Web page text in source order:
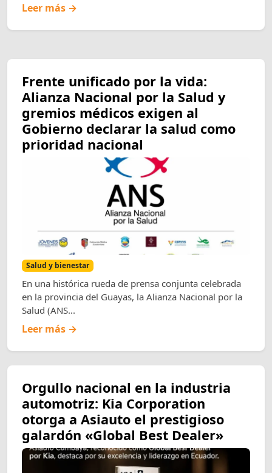
Leer más →
Frente unificado por la vida:
Alianza Nacional por la Salud y
gremios médicos exigen al
Gobierno declarar la salud como
prioridad nacional
Salud y bienestar
En una histórica rueda de prensa conjunta celebrada
en la provincia del Guayas, la Alianza Nacional por la
Salud (ANS...
Leer más →
Orgullo nacional en la industria
automotriz: Kia Corporation
otorga a Asiauto el prestigioso
galardón «Global Best Dealer»